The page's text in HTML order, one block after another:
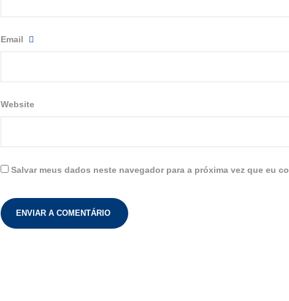
Email
Website
Salvar meus dados neste navegador para a próxima vez que eu